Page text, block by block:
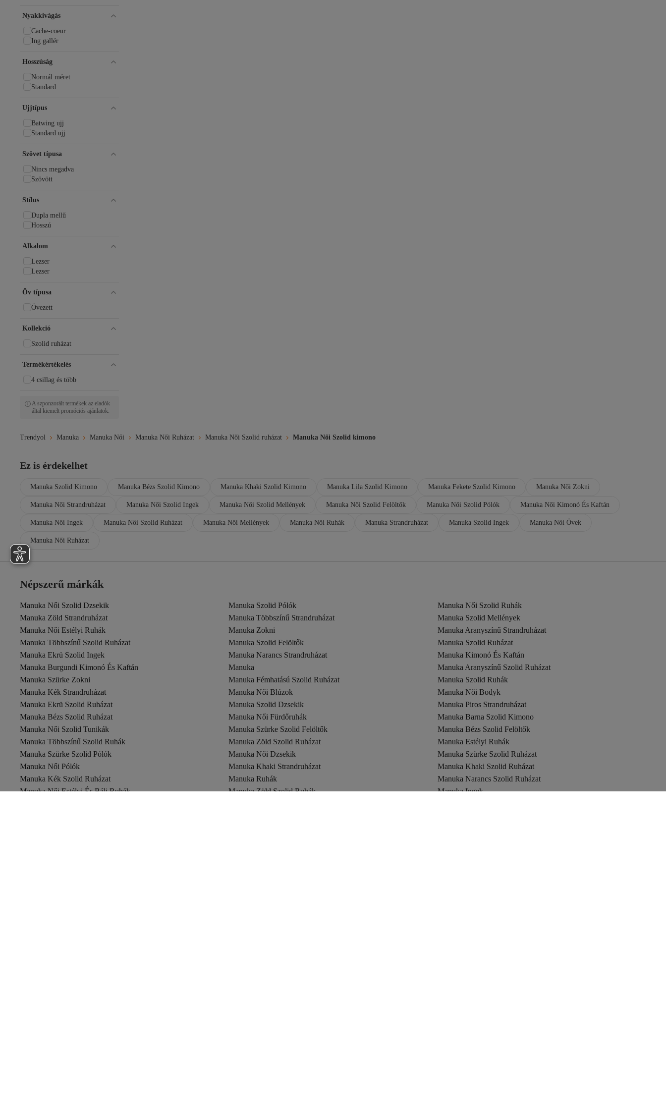
Nyakkivágás
Cache-coeur
Ing gallér
Hosszúság
Normál méret
Standard
Ujjtípus
Batwing ujj
Standard ujj
Szövet típusa
Nincs megadva
Szövött
Stílus
Dupla mellű
Hosszú
Alkalom
Lezser
Lezser
Öv típusa
Övezett
Kollekció
Szolid ruházat
Termékértékelés
4 csillag és több
A szponzorált termékek az eladók
által kiemelt promóciós ajánlatok.
Trendyol Manuka Manuka Női Manuka Női Ruházat Manuka Női Szolid ruházat Manuka Női Szolid kimono
Ez is érdekelhet
Manuka Szolid Kimono Manuka Bézs Szolid Kimono Manuka Khaki Szolid Kimono Manuka Lila Szolid Kimono Manuka Fekete Szolid Kimono Manuka Női Zokni
Manuka Női Strandruházat Manuka Női Szolid Ingek Manuka Női Szolid Mellények Manuka Női Szolid Felöltők Manuka Női Szolid Pólók Manuka Női Kimonó És Kaftán
Manuka Női Ingek Manuka Női Szolid Ruházat Manuka Női Mellények Manuka Női Ruhák Manuka Strandruházat Manuka Szolid Ingek Manuka Női Övek
Manuka Női Ruházat
Népszerű márkák
Manuka Női Szolid Dzsekik Manuka Szolid Pólók
Manuka Női Szolid Ruhák
Manuka Zöld Strandruházat
Manuka Többszínű Strandruházat
Manuka Szolid Mellények
Manuka Női Estélyi Ruhák
Manuka Zokni
Manuka Aranyszínű Strandruházat
Manuka Többszínű Szolid Ruházat
Manuka Szolid Felöltők
Manuka Szolid Ruházat
Manuka Ekrü Szolid Ingek
Manuka Narancs Strandruházat
Manuka Kimonó És Kaftán
Manuka Burgundi Kimonó És Kaftán
Manuka
Manuka Aranyszínű Szolid Ruházat
Manuka Szürke Zokni
Manuka Fémhatású Szolid Ruházat
Manuka Szolid Ruhák
Manuka Kék Strandruházat
Manuka Női Blúzok
Manuka Női Bodyk
Manuka Ekrü Szolid Ruházat
Manuka Szolid Dzsekik
Manuka Piros Strandruházat
Manuka Bézs Szolid Ruházat
Manuka Női Fürdőruhák
Manuka Barna Szolid Kimono
Manuka Női Szolid Tunikák
Manuka Szürke Szolid Felöltők
Manuka Bézs Szolid Felöltők
Manuka Többszínű Szolid Ruhák
Manuka Zöld Szolid Ruházat
Manuka Estélyi Ruhák
Manuka Szürke Szolid Pólók
Manuka Női Dzsekik
Manuka Szürke Szolid Ruházat
Manuka Női Pólók
Manuka Khaki Strandruházat
Manuka Khaki Szolid Ruházat
Manuka Kék Szolid Ruházat
Manuka Ruhák
Manuka Narancs Szolid Ruházat
Manuka Női Estélyi És Báli Ruhák
Manuka Zöld Szolid Ruhák
Manuka Ingek